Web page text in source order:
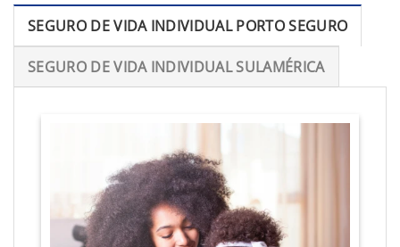
SEGURO DE VIDA INDIVIDUAL PORTO SEGURO
SEGURO DE VIDA INDIVIDUAL SULAMÉRICA